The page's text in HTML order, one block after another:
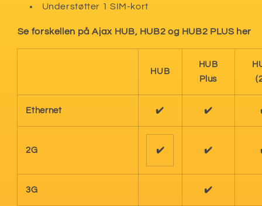
Understøtter 1 SIM-kort
Se forskellen på Ajax HUB, HUB2 og HUB2 PLUS her
HUB
HUB
Plus
Ethernet ✔️ ✔️
2G ✔️ ✔️
3G ✔️